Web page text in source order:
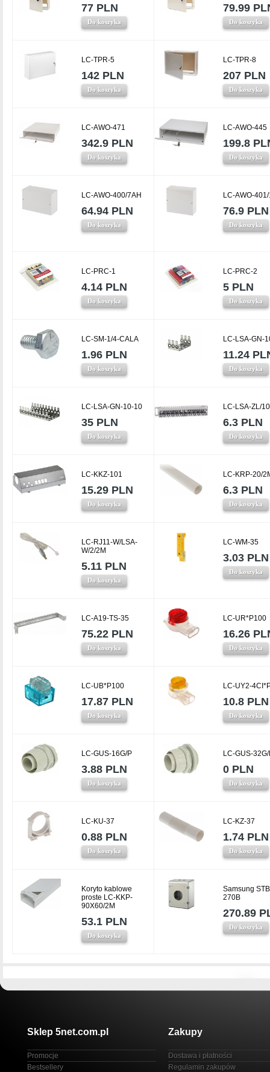
77 PLN
Do koszyka
79.99
Do koszyka
LC-TPR-5
142 PLN
Do koszyka
LC-TPR-8
207 PLN
Do koszyka
LC-AWO-471
342.9 PLN
Do koszyka
LC-AWO-445
199.8
Do koszyka
LC-AWO-400/7AH
64.94 PLN
Do koszyka
LC-AWO-
76.9 PLN
Do koszyka
LC-PRC-1
4.14 PLN
Do koszyka
LC-PRC-2
5 PLN
Do koszyka
LC-SM-1/4-CALA
1.96 PLN
Do koszyka
LC-LSA-GN-
11.24
Do koszyka
LC-LSA-GN-10-10
35 PLN
Do koszyka
LC-LSA-ZL/10
6.3 PLN
Do koszyka
LC-KKZ-101
15.29 PLN
Do koszyka
LC-KRP-20/
6.3 PLN
Do koszyka
LC-RJ11-W/LSA-
W/2/2M
5.11 PLN
Do koszyka
LC-WM-35
3.03 PLN
Do koszyka
LC-A19-TS-35
75.22 PLN
Do koszyka
LC-UR*P100
16.26
Do koszyka
LC-UB*P100
17.87 PLN
Do koszyka
LC-UY2-
10.8 PLN
Do koszyka
LC-GUS-16G/P
3.88 PLN
Do koszyka
LC-GUS-
0 PLN
Do koszyka
LC-KU-37
0.88 PLN
Do koszyka
LC-KZ-37
1.74 PLN
Do koszyka
Koryto kablowe
proste LC-KKP-
90X60/2M
53.1 PLN
Do koszyka
Samsung
270B
270.89
Do koszyka
Sklep 5net.com.pl
Promocje
Bestsellery
Zakupy
Dostawa i płatności
Regulamin zakupów